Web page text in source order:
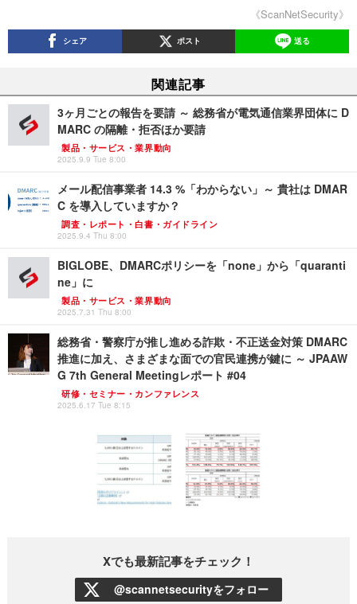
《ScanNetSecurity》
シェア ポスト 送る
関連記事
3ヶ月ごとの報告を要請 ～ 総務省が電気通信業界団体に D
MARC の隔離・拒否ほか要請
製品・サービス・業界動向
2025.9.9 Tue 8:00
メール配信事業者 14.3 %「わからない」～ 貴社は DMAR
C を導入していますか？
調査・レポート・白書・ガイドライン
2025.9.4 Thu 8:00
BIGLOBE、DMARCポリシーを「none」から「quaranti
ne」に
製品・サービス・業界動向
2025.7.31 Thu 8:00
総務省・警察庁が推し進める詐欺・不正送金対策 DMARC
推進に加え、さまざまな面での官民連携が鍵に ～ JPAAW
G 7th General Meetingレポート #04
研修・セミナー・カンファレンス
2025.6.17 Tue 8:15
Xでも最新記事をチェック！
@scannetsecurityをフォロー